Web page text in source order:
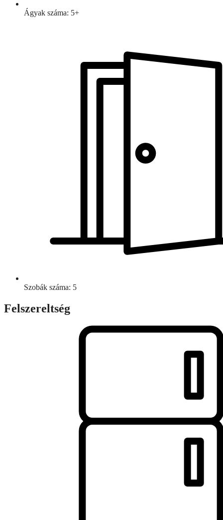
Ágyak száma: 5+
Szobák száma: 5
Felszereltség